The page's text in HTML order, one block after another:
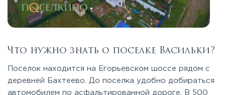
Что нужно знать о поселке Васильки?
Поселок находится на Егорьевском шоссе рядом с
деревней Бахтеево. До поселка удобно добираться
автомобилем по асфальтированной дороге. В 500